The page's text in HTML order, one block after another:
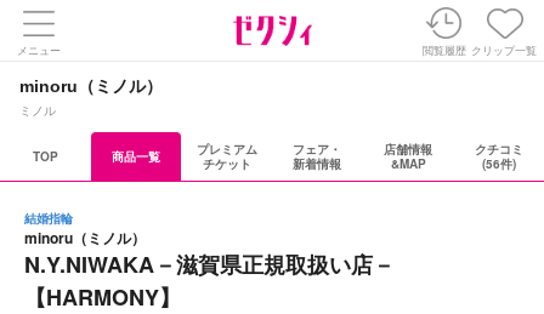
メニュー 閲覧履歴 クリップ一覧
minoru（ミノル）
ミノル
TOP 商品一覧
プレミアム
チケット
フェア・
新着情報
店舗情報
&MAP
クチコミ
(56件)
結婚指輪
minoru（ミノル）
N.Y.NIWAKA－滋賀県正規取扱い店－
【HARMONY】